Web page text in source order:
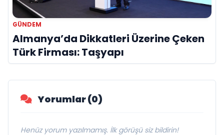
GÜNDEM
Almanya’da Dikkatleri Üzerine Çeken
Türk Firması: Taşyapı
Yorumlar (0)
Henüz yorum yazılmamış. İlk görüşü siz bildirin!